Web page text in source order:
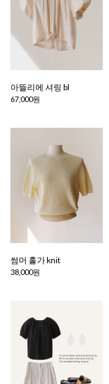
아뜰리에 셔링 bl
67,000원
썸머 홀가 knit
38,000원